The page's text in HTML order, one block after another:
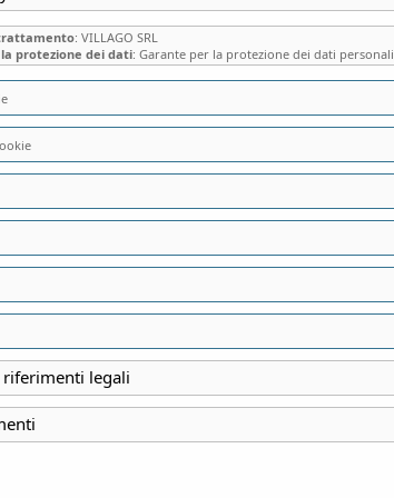
risultati
Prezzo
: VILLAGO SRL
protezione dei dati: Garante per la protezione dei dati personali
legali